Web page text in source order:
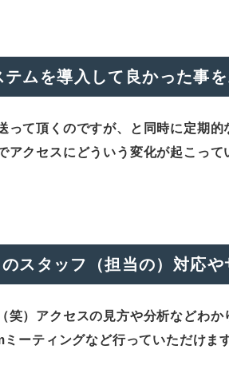
テムを導入して良かった事を
って頂くのですが、と同時に定期
アクセスにどういう変化が起こっ
スタッフ（担当の）対応や
笑）アクセスの見方や分析などわか
ーティングなど行っていただけま